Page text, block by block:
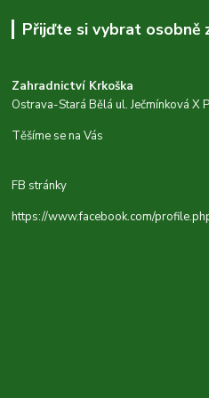
Přijďte si vybrat osobně
Zahradnictví Krkoška
Ostrava-Stará Bělá ul. Ječmínková X
Těšíme se na Vás
FB stránky
https://www.facebook.com/